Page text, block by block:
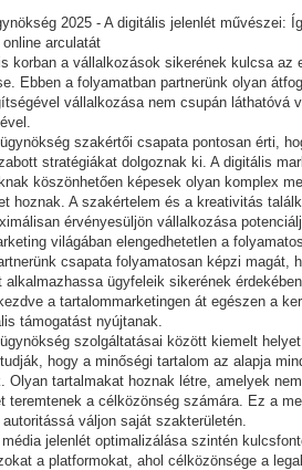
2025 - A digitális jelenlét művészei:
arculatát
korban a vállalkozások sikerének kulcsa az
Ebben a folyamatban partnerünk olyan
vállalkozása nem csupán láthatóvá
szakértői csapata pontosan érti,
stratégiákat dolgoznak ki. A digitális
köszönhetően képesek olyan komplex
hoznak. A szakértelem és a kreativitás
érvényesüljön vállalkozása
világában elengedhetetlen a
csapata folyamatosan képzi magát,
alkalmazhassa ügyfeleik sikerének
a tartalommarketingen át egészen a
támogatást nyújtanak.
szolgáltatásai között kiemelt
hogy a minőségi tartalom az alapja
Olyan tartalmakat hoznak létre, amelyek
teremtenek a célközönség számára. Ez a
váljon saját szakterületén.
jelenlét optimalizálása szintén
a platformokat, ahol célközönsége a